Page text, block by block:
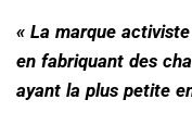
« La marque
en fabriquant des
ayant la plus petite